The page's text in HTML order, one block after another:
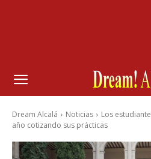
Dream Alcalá Noticias
Los
año cotizando sus prácticas